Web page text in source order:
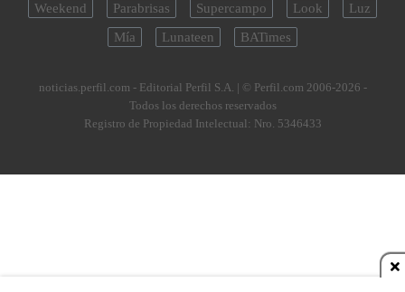
Weekend
Parabrisas Supercampo Look
Luz
Mía
Lunateen BATimes
noticias.perfil.com - Editorial Perfil S.A. | © Perfil.com 2006-2026 -
Todos los derechos reservados
Registro de Propiedad Intelectual: Nro. 5346433